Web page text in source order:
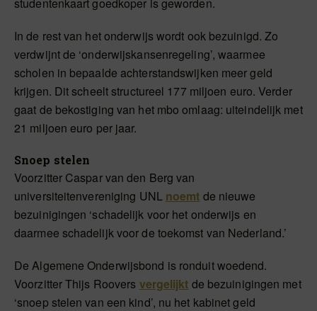
In de rest van het onderwijs wordt ook bezuinigd. Zo
verdwijnt de ‘onderwijskansenregeling’, waarmee
scholen in bepaalde achterstandswijken meer geld
krijgen. Dit scheelt structureel 177 miljoen euro. Verder
gaat de bekostiging van het mbo omlaag: uiteindelijk met
21 miljoen euro per jaar.
Snoep stelen
Voorzitter Caspar van den Berg van
universiteitenvereniging UNL noemt de nieuwe
bezuinigingen ‘schadelijk voor het onderwijs en
daarmee schadelijk voor de toekomst van Nederland.’
De Algemene Onderwijsbond is ronduit woedend.
Voorzitter Thijs Roovers vergelijkt de bezuinigingen met
‘snoep stelen van een kind’, nu het kabinet geld